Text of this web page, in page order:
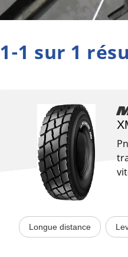
1-1 sur 1
Longue distance